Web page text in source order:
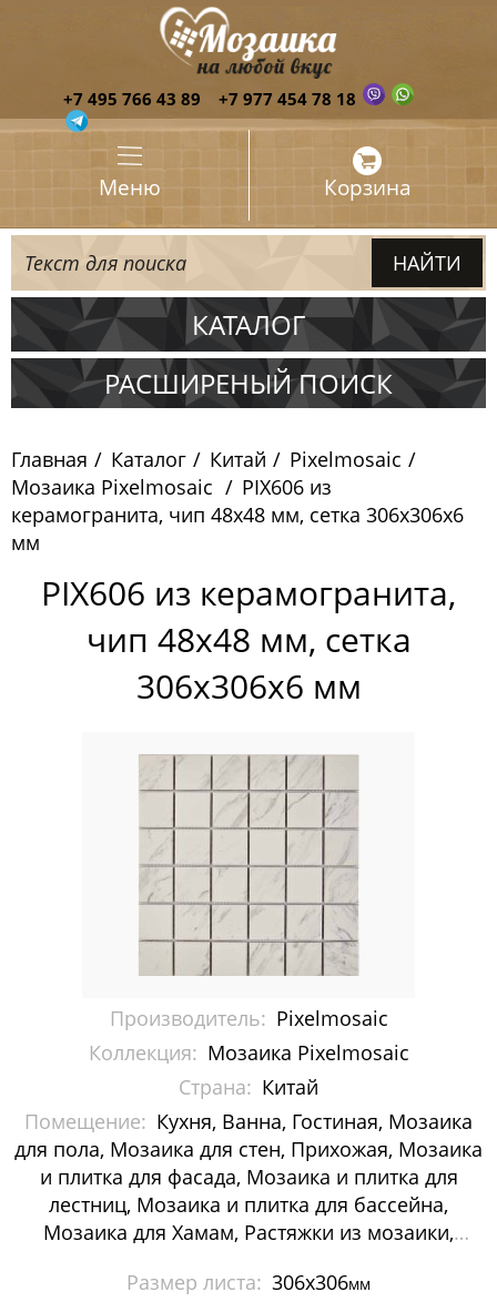
+7 495 766 43 89 +7 977 454 78 18
Меню Корзина
КАТАЛОГ
Испания
Китай
Pixelmosaic
Мозаика Pixelmosaic
Зеркала NS Bath
Керамогранит NSceramic
Мозаика ArtMoment
Мозаика Bars Crystal Mosaic
Мозаика Bonaparte
Мозаика Caramelle Mosaic
Мозаика Dao
Мозаика Decor-mosaic
Мозаика Imagine Mosaic
Мозаика Irida
Мозаика Keramograd
Мозаика Mir Mosaic
Мозаика NSmosaic
РАСШИРЕНЫЙ ПОИСК
Главная Каталог Китай
Pixelmosaic
Мозаика Pixelmosaic
PIX606 из
керамогранита, чип 48х48 мм, сетка 306х306х6
мм
PIX606 из керамогранита,
чип 48х48 мм, сетка
306х306х6 мм
Производитель: Pixelmosaic
Коллекция: Мозаика Pixelmosaic
Страна: Китай
Помещение: Кухня, Ванна, Гостиная, Мозаика
для пола, Мозаика для стен, Прихожая, Мозаика
и плитка для фасада, Мозаика и плитка для
лестниц, Мозаика и плитка для бассейна,
Мозаика для Хамам, Растяжки из мозаики,
Размер листа: 306х306мм